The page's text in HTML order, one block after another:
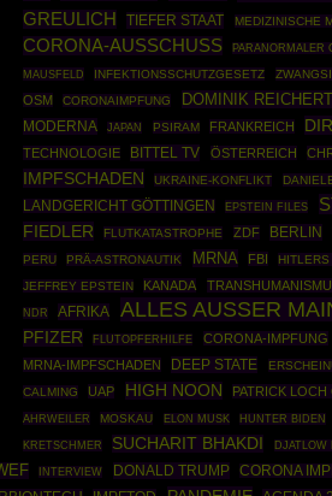
GREULICH
TIEFER STAAT MEDIZINISCHE
CORONA-AUSSCHUSS PARANORMALER
MAUSFELD
INFEKTIONSSCHUTZGESETZ
OSM
CORONAIMPFUNG DOMINIK REICHERT
MODERNA
JAPAN PSIRAM FRANKREICH
TECHNOLOGIE
BITTEL TV ÖSTERREICH
IMPFSCHADEN UKRAINE-KONFLIKT
LANDGERICHT GÖTTINGEN
EPSTEIN FILES
FIEDLER
FLUTKATASTROPHE ZDF BERLIN
PERU
PRÄ-ASTRONAUTIK MRNA FBI
JEFFREY EPSTEIN
KANADA
NDR AFRIKA ALLES AUSSER
PFIZER FLUTOPFERHILFE CORONA-IMPFUNG
MRNA-IMPFSCHADEN
DEEP STATE
CALMING
UAP HIGH NOON PATRICK
AHRWEILER MOSKAU ELON MUSK HUNTER BIDEN
KRETSCHMER SUCHARIT BHAKDI DJATLOW
INTERVIEW DONALD TRUMP CORONA